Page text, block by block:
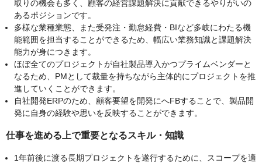
取りの機会も多く、顧客の経営課題解決に貢献できるやりがいの
あるポジションです。
多様な業種業態、また受発注・勤怠経費・BIなど多岐にわたる機
能範囲を担当することができるため、幅広い業務知識と課題解決
能力が身につきます。
ほぼ全てのプロジェクトが自社製品導入かつプライムベンダーと
なるため、PMとして裁量を持ちながら主体的にプロジェクトを推
進していくことができます。
自社開発ERPのため、顧客要望を開発にへFBすることで、製品開
発に自身の経験や思いを反映することができます。
仕事を進める上で重要となるスキル・知識
1年前後に渡る長期プロジェクトを遂行するために、スコープを適